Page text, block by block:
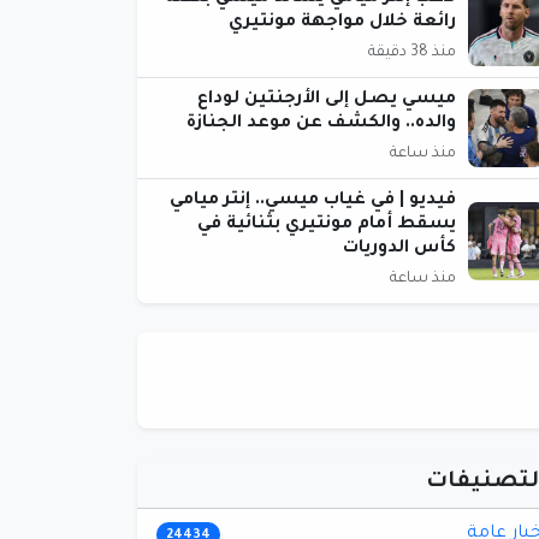
رائعة خلال مواجهة مونتيري
منذ 38 دقيقة
ميسي يصل إلى الأرجنتين لوداع
والده.. والكشف عن موعد الجنازة
منذ ساعة
فيديو | في غياب ميسي.. إنتر ميامي
يسقط أمام مونتيري بثنائية في
كأس الدوريات
منذ ساعة
عامة 24434